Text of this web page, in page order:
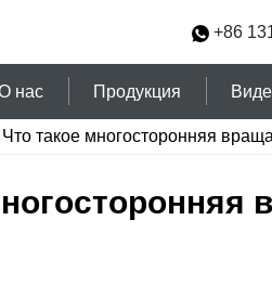
+86
нас Продукция
Что такое многосторонняя